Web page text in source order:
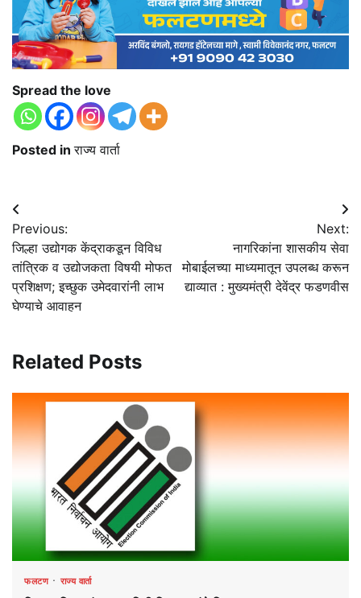
Spread the love
Posted inराज्य वार्ता
Post
navigation
Previous:
जिल्हा उद्योगक केंद्राकडून विविध
तांत्रिक व उद्योजकता विषयी मोफत
प्रशिक्षण; इच्छुक उमेदवारांनी लाभ
घेण्याचे आवाहन
Next:
नागरिकांना शासकीय सेवा
मोबाईलच्या माध्यमातून उपलब्ध करून
द्याव्यात : मुख्यमंत्री देवेंद्र फडणवीस
Related Posts
फलटण राज्य वार्ता